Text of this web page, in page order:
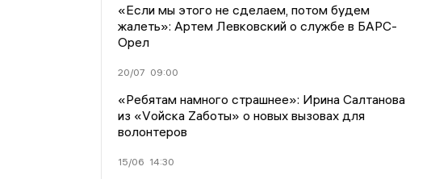
«Если мы этого не сделаем, потом будем
жалеть»: Артем Левковский о службе в БАРС-
Орел
20/07 09:00
«Ребятам намного страшнее»: Ирина Салтанова
из «Vойска Zаботы» о новых вызовах для
волонтеров
15/06 14:30